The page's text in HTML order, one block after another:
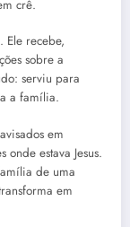
crê.
Ele recebe,
sobre a
serviu para
a família.
em
estava Jesus.
de uma
em